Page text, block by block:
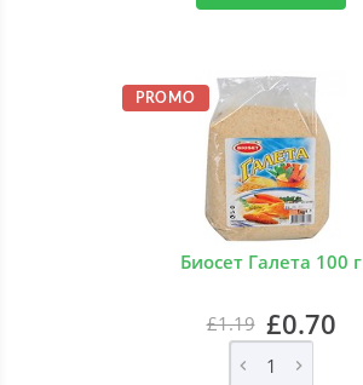
PROMO
Биосет Галета 100 г
£1.19 £0.70